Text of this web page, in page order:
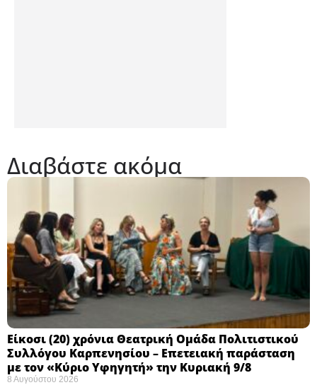
Διαβάστε ακόμα
Eίκοσι (20) χρόνια Θεατρική Ομάδα Πολιτιστικού
Συλλόγου Καρπενησίου – Επετειακή παράσταση
με τον «Κύριο Υφηγητή» την Κυριακή 9/8
8 Αυγούστου 2026